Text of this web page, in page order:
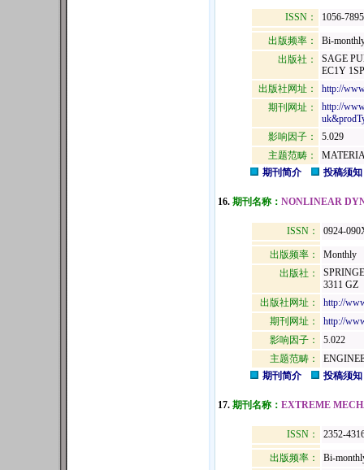
ISSN： 1056-7895
出版频率：
Bi-
出版社：
SAGE
EC1Y 1SP
出版社网址：
http://
期刊网址：
http://
影响因子：
5.029
主题范畴：
期刊简介
投稿须知
16. 期刊名称： NONLINEAR
ISSN： 0924-
出版频率：
Monthly
出版社：
3311 GZ
出版社网址：
http://
期刊网址：
http://
影响因子：
5.022
主题范畴：
期刊简介
投稿须知
17. 期刊名称： EXTREME
ISSN： 2352-
出版频率：
Bi-